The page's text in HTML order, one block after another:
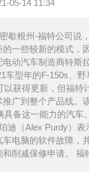
05-14 11:34
歇根州-福特公司说
的一些较新的模式，
动汽车制造商特斯
车型年的F-150s、
以获得更新，但福特
推广到整个产品线。
具备这一能力的汽车
迪（Alex Purdy）表
电脑的软件故障，
削减保修申请。 福